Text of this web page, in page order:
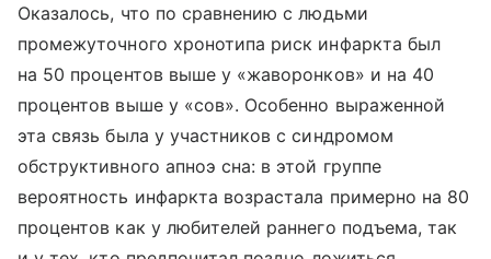
Оказалось, что по сравнению с людьми
промежуточного хронотипа риск инфаркта был
на 50 процентов выше у «жаворонков» и на 40
процентов выше у «сов». Особенно выраженной
эта связь была у участников с синдромом
обструктивного апноэ сна: в этой группе
вероятность инфаркта возрастала примерно на 80
процентов как у любителей раннего подъема, так